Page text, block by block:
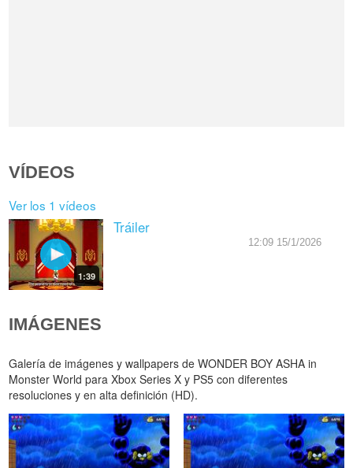
VÍDEOS
Ver los 1 vídeos
1:39
Tráiler
12:09 15/1/2026
IMÁGENES
Galería de imágenes y wallpapers de WONDER BOY ASHA in
Monster World para Xbox Series X y PS5 con diferentes
resoluciones y en alta definición (HD).